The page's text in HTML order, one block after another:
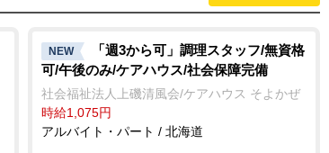
t
e
NEW
「週3から可」調理スタッフ/無資格
可/午後のみ/ケアハウス/社会保障完備
社会福祉法人上磯清風会/ケアハウス そよかぜ
時給1,075円
アルバイト・パート / 北海道